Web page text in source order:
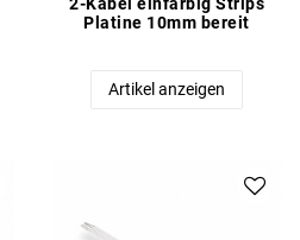
2-Kabel einfarbig Strips
Platine 10mm bereit
Artikel anzeigen